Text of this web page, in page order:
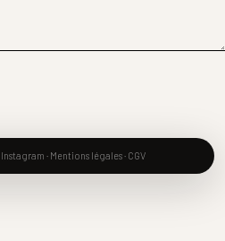
Instagram · Mentions légales· CGV